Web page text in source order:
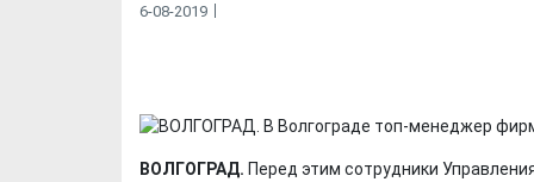
6-08-2019
ВОЛГОГРАД. Перед этим сотрудники